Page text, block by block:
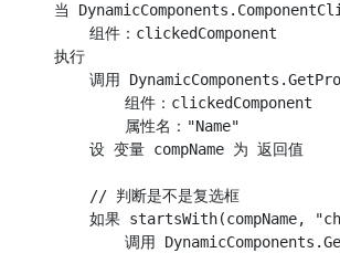
当
    组件：clickedComponent
执行
调用
        组件：clickedComponent
        属性名："Name"
    设 变量 compName 为 返回值
    // 判断是不是复选框
如果 startsWith(compName,
调用